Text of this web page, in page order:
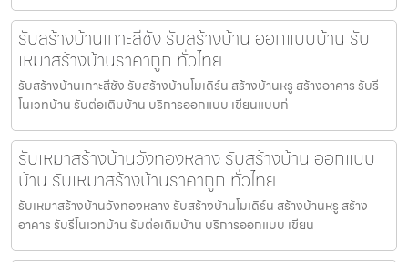
รับสร้างบ้านเกาะสีชัง รับสร้างบ้าน ออกแบบบ้าน รับ
เหมาสร้างบ้านราคาถูก ทั่วไทย
รับสร้างบ้านเกาะสีชัง รับสร้างบ้านโมเดิร์น สร้างบ้านหรู สร้างอาคาร รับรี
โนเวทบ้าน รับต่อเติมบ้าน บริการออกแบบ เขียนแบบก่
รับเหมาสร้างบ้านวังทองหลาง รับสร้างบ้าน ออกแบบ
บ้าน รับเหมาสร้างบ้านราคาถูก ทั่วไทย
รับเหมาสร้างบ้านวังทองหลาง รับสร้างบ้านโมเดิร์น สร้างบ้านหรู สร้าง
อาคาร รับรีโนเวทบ้าน รับต่อเติมบ้าน บริการออกแบบ เขียน